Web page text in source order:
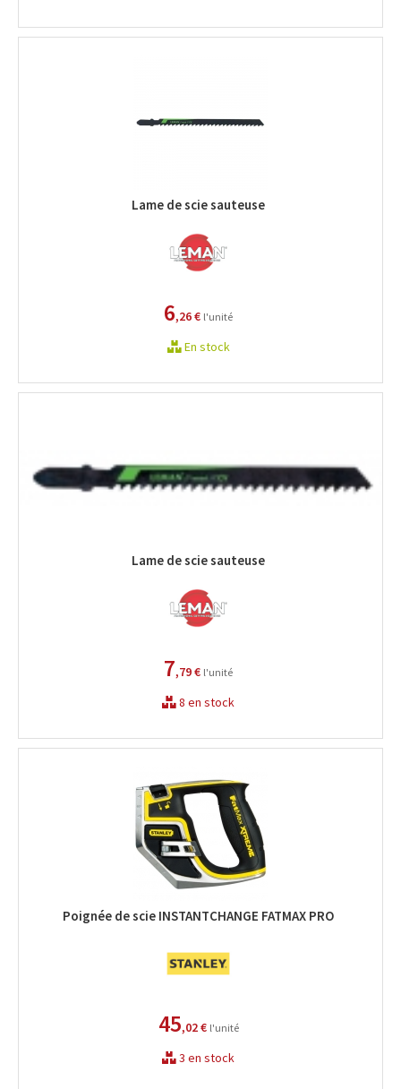
Lame de scie sauteuse
6,26 € l'unité
En stock
Lame de scie sauteuse
7,79 € l'unité
8 en stock
Poignée de scie INSTANTCHANGE FATMAX PRO
45,02 € l'unité
3 en stock